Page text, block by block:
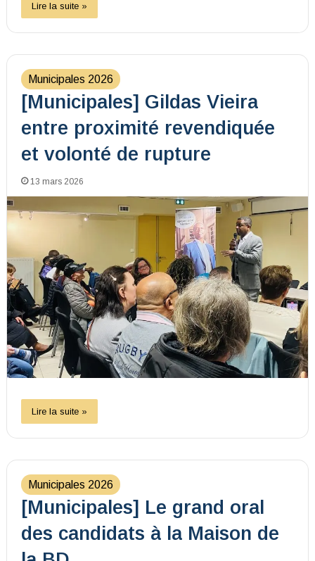
Lire la suite »
Municipales 2026
[Municipales] Gildas Vieira
entre proximité revendiquée
et volonté de rupture
13 mars 2026
Lire la suite »
Municipales 2026
[Municipales] Le grand oral
des candidats à la Maison de